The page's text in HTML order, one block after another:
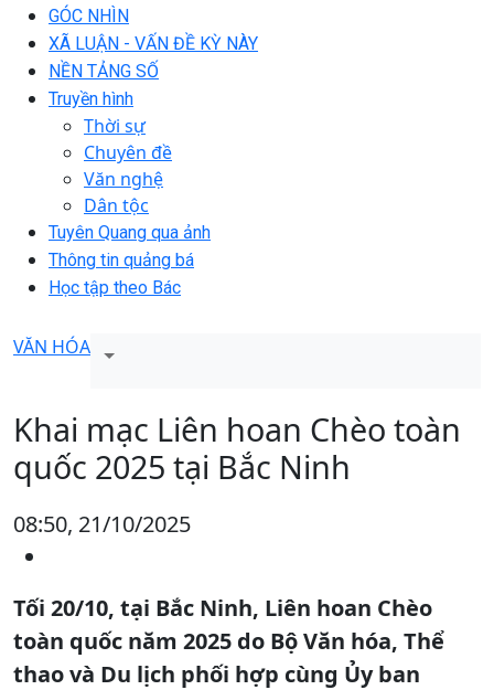
GÓC NHÌN
XÃ LUẬN - VẤN ĐỀ KỲ NÀY
NỀN TẢNG SỐ
Truyền hình
Thời sự
Chuyên đề
Văn nghệ
Dân tộc
Tuyên Quang qua ảnh
Thông tin quảng bá
Học tập theo Bác
VĂN HÓA
Khai mạc Liên hoan Chèo toàn
quốc 2025 tại Bắc Ninh
08:50, 21/10/2025
Tối 20/10, tại Bắc Ninh, Liên hoan Chèo
toàn quốc năm 2025 do Bộ Văn hóa, Thể
thao và Du lịch phối hợp cùng Ủy ban